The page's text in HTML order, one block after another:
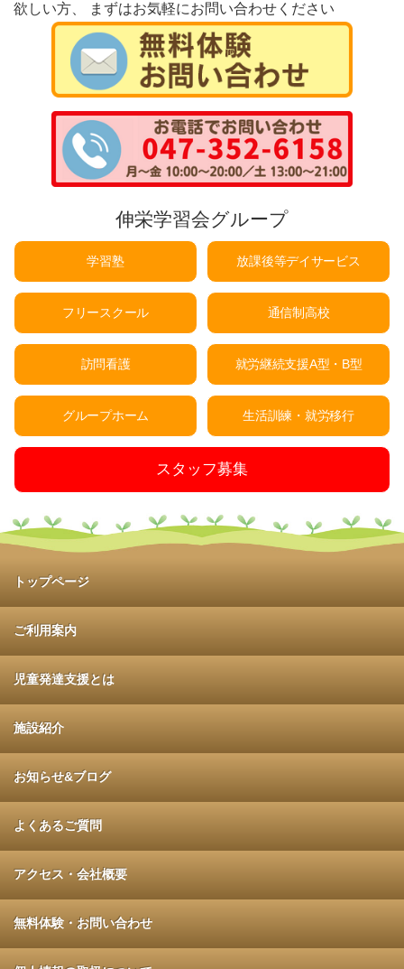
欲しい方、
まずはお気軽にお問い合わせください
伸栄学習会グループ
学習塾 放課後等デイサービス
フリースクール 通信制高校
訪問看護 就労継続支援A型・B型
グループホーム 生活訓練・就労移行
スタッフ募集
トップページ
ご利用案内
児童発達支援とは
施設紹介
お知らせ&ブログ
よくあるご質問
アクセス・会社概要
無料体験・お問い合わせ